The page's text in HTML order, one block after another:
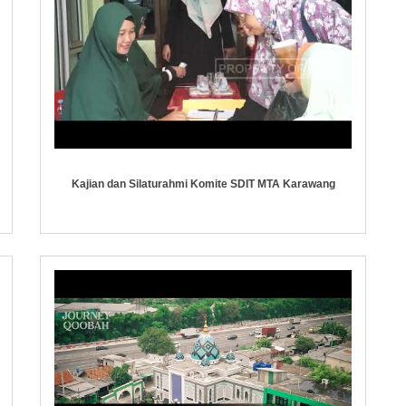
Kajian dan Silaturahmi Komite SDIT MTA Karawang